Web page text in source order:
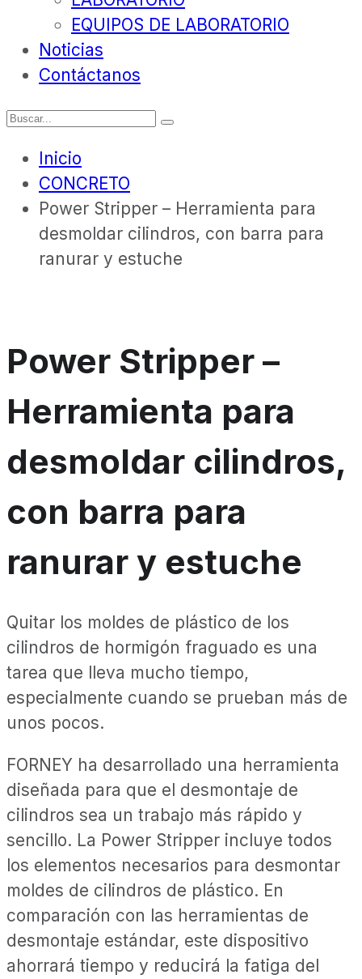
EQUIPOS DE LABORATORIO
Noticias
Contáctanos
Inicio
CONCRETO
Power Stripper – Herramienta para
desmoldar cilindros, con barra para
ranurar y estuche
Power Stripper –
Herramienta para
desmoldar cilindros,
con barra para
ranurar y estuche
Quitar los moldes de plástico de los
cilindros de hormigón fraguado es una
tarea que lleva mucho tiempo,
especialmente cuando se prueban más de
unos pocos.
FORNEY ha desarrollado una herramienta
diseñada para que el desmontaje de
cilindros sea un trabajo más rápido y
sencillo. La Power Stripper incluye todos
los elementos necesarios para desmontar
moldes de cilindros de plástico. En
comparación con las herramientas de
desmontaje estándar, este dispositivo
ahorrará tiempo y reducirá la fatiga del